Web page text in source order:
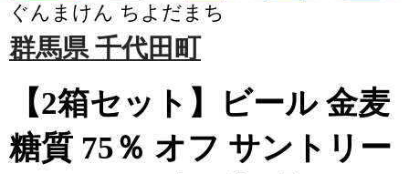
ぐんまけん ちよだまち
群馬県 千代田町
【2箱セット】ビール 金麦
糖質 75％ オフ サントリー